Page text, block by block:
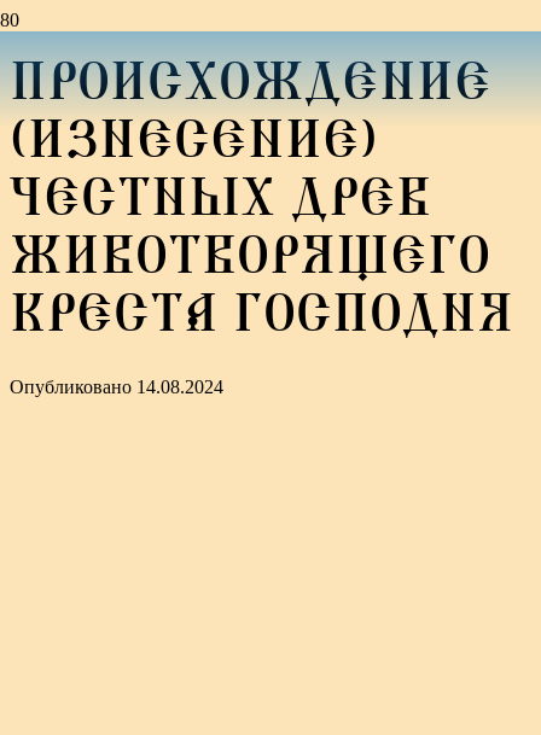
ПРОИСХОЖДЕНИЕ
(ИЗНЕСЕНИЕ)
ЧЕСТНЫХ ДРЕВ
ЖИВОТВОРЯЩЕГО
КРЕСТА ГОСПОДНЯ
Опубликовано 14.08.2024